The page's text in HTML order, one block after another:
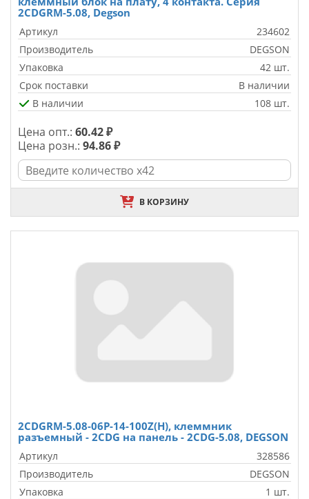
2CDGRM-5.08, Degson
Артикул
234602
Производитель
DEGSON
Упаковка
42 шт.
Срок поставки
В наличии
В наличии
108 шт.
Цена опт.: 60.42 ₽
Цена розн.: 94.86 ₽
В КОРЗИНУ
2CDGRM-5.08-06P-14-100Z(H), клеммник
разъемный - 2CDG на панель - 2CDG-5.08, DEGSON
Артикул
328586
Производитель
DEGSON
Упаковка
1 шт.